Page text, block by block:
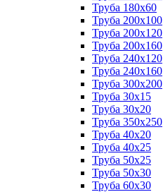
Труба 180x60
Труба 200x100
Труба 200x120
Труба 200x160
Труба 240x120
Труба 240x160
Труба 300x200
Труба 30x15
Труба 30x20
Труба 350x250
Труба 40x20
Труба 40x25
Труба 50x25
Труба 50x30
Труба 60x30